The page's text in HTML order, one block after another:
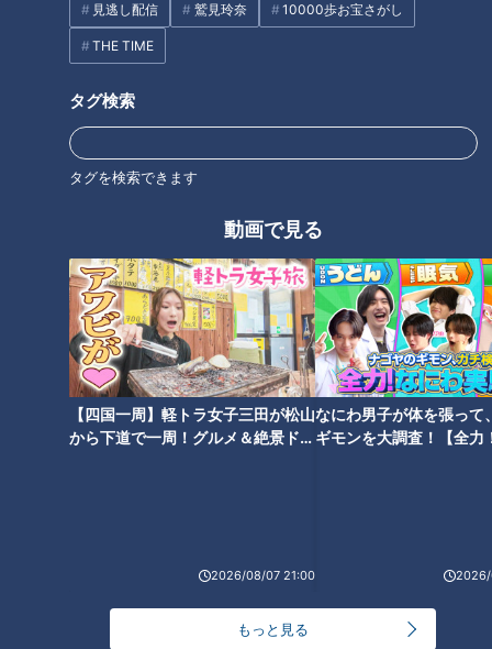
見逃し配信 鷲見玲奈 10000歩お宝さがし
THE TIME
タグ検索
タグを検索できます
動画で見る
【四国一周】軽トラ女子三田が松山
から下道で一周！グルメ＆絶景ドラ
2026/08/07 21:00
なにわ男子が体を張って
ギモンを大調査！【全力
2026/
もっと見る
「夏の脳梗塞」熱中症に似ている！？…生死の分か
れ道！経験者から学ぶ“発症時の身体の異変”
ト！？ダイエットのスペシャリストに学ぶ「無理な
くやせる方法」
「糖尿病」夏の食生活に注意！…血糖値スパイクが
起きているサインは？糖尿病の予防・改善法
廃墟「玄岳ドライブイン」に特別潜入！静岡県の絶
景ロード「伊豆スカイライン」の歴史と魅力に迫る
フランス人は菓子店「シャトレーゼ」の店名に顔を
CBCニュース